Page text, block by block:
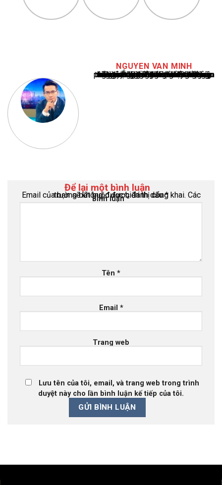
NGUYEN VAN MINH
Nguyễn Văn Minh là một trong những chuyên gia hàng đầu về báo cáo tin tức thể thao tại Việt Nam, với hơn 10 năm hoạt động trong ngành. Ông có kiến thức sâu rộng và kinh nghiệm đáng kể trong việc phân tích và báo cáo về các sự kiện thể thao hàng đầu. Sự hiểu biết sâu sắc của ông về ngành này đã giúp ông xây dựng uy tín và danh tiếng trong cộng đồng báo chí thể thao.
Để lại một bình luận
Email của bạn sẽ không được hiển thị công khai.
Các trường bắt buộc được đánh dấu*
Bình luận*
Tên *
Email *
Trang web
Lưu tên của tôi, email, và trang web trong trình
duyệt này cho lần bình luận kế tiếp của tôi.